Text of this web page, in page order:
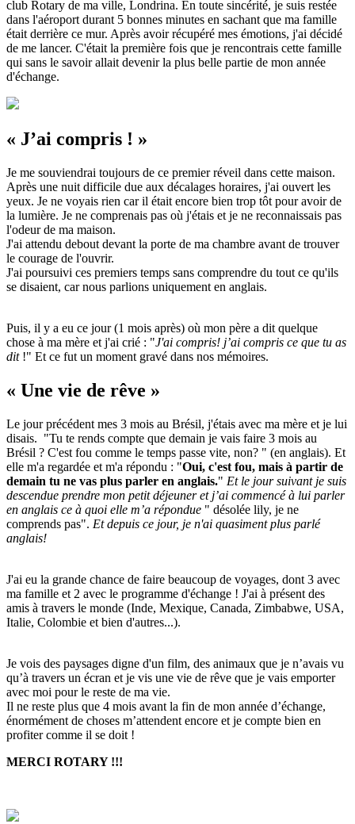
club Rotary de ma ville, Londrina. En toute sincérité, je suis restée
dans l'aéroport durant 5 bonnes minutes en sachant que ma famille
était derrière ce mur. Après avoir récupéré mes émotions, j'ai décidé
de me lancer. C'était la première fois que je rencontrais cette famille
qui sans le savoir allait devenir la plus belle partie de mon année
d'échange.
« J’ai compris ! »
Je me souviendrai toujours de ce premier réveil dans cette maison.
Après une nuit difficile due aux décalages horaires, j'ai ouvert les
yeux. Je ne voyais rien car il était encore bien trop tôt pour avoir de
la lumière. Je ne comprenais pas où j'étais et je ne reconnaissais pas
l'odeur de ma maison.
J'ai attendu debout devant la porte de ma chambre avant de trouver
le courage de l'ouvrir.
J'ai poursuivi ces premiers temps sans comprendre du tout ce qu'ils
se disaient, car nous parlions uniquement en anglais.
Puis, il y a eu ce jour (1 mois après) où mon père a dit quelque
chose à ma mère et j'ai crié : "J'ai compris! j’ai compris ce que tu as
dit!" Et ce fut un moment gravé dans nos mémoires.
« Une vie de rêve »
Le jour précédent mes 3 mois au Brésil, j'étais avec ma mère et je lui
disais. "Tu te rends compte que demain je vais faire 3 mois au
Brésil ? C'est fou comme le temps passe vite, non? " (en anglais). Et
elle m'a regardée et m'a répondu : "Oui, c'est fou, mais à partir de
demain tu ne vas plus parler en anglais." Et le jour suivant je suis
descendue prendre mon petit déjeuner et j’ai commencé à lui parler
en anglais ce à quoi elle m’a répondue " désolée lily, je ne
comprends pas". Et depuis ce jour, je n'ai quasiment plus parlé
anglais!
J'ai eu la grande chance de faire beaucoup de voyages, dont 3 avec
ma famille et 2 avec le programme d'échange ! J'ai à présent des
amis à travers le monde (Inde, Mexique, Canada, Zimbabwe, USA,
Italie, Colombie et bien d'autres...).
Je vois des paysages digne d'un film, des animaux que je n’avais vu
qu’à travers un écran et je vis une vie de rêve que je vais emporter
avec moi pour le reste de ma vie.
Il ne reste plus que 4 mois avant la fin de mon année d’échange,
énormément de choses m’attendent encore et je compte bien en
profiter comme il se doit !
MERCI ROTARY !!!